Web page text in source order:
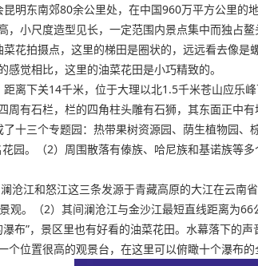
明东南郊80余公里处，在中国960万平方公里
小尺度造型见长，一定范围内景点集中而独占鳌
花拍摄点，这里的梯田是圈状的，远远看去像
觉相比，这里的油菜花田是小巧精致的。
离下关14千米，位于大理以北1.5千米苍山应
有石栏，栏的四角柱头雕有石狮，其东面正中有
十三个专题园：热带果树资源园、荫生植物园
园。（2）周围散落有傣族、哈尼族和基诺族等
沧江和怒江这三条发源于青藏高原的大江在云
观。（2）其间澜沧江与金沙江最短直线距离为
布”，景区里也有好看的油菜花田。水幕落下的
位置很高的观景台，在这里可以俯瞰十个瀑布的